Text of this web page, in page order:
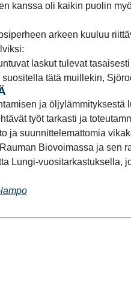
kanssa oli kaikin puolin
arkeen kuuluu
laskut tulevat
tätä muillekin,
ja
työt tarkasti ja
ja suunnittelemattomia
Biovoimassa ja sen
Lungi-